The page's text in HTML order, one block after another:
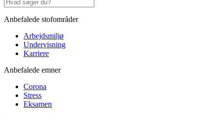
Anbefalede stofområder
Arbejdsmiljø
Undervisning
Karriere
Anbefalede emner
Corona
Stress
Eksamen